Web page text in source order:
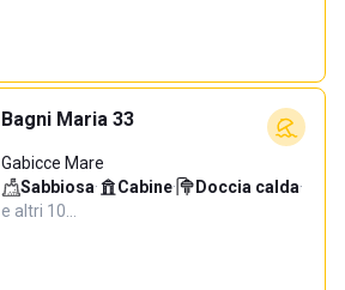
Bagni Maria 33
Gabicce Mare
Sabbiosa· Cabine· Doccia calda·
e altri 10…